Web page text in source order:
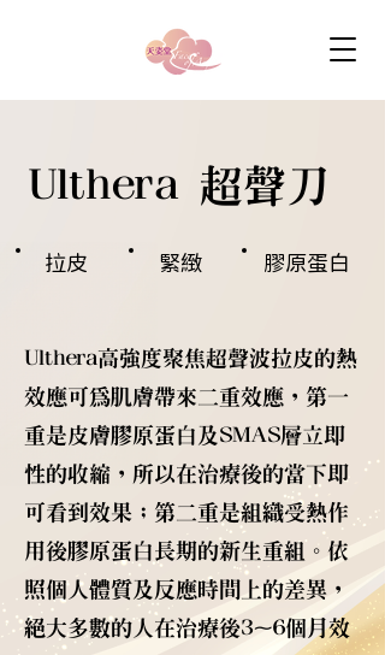
Ulthera 超聲刀
拉皮 緊緻 膠原蛋白
Ulthera高強度聚焦超聲波拉皮的熱
效應可為肌膚帶來二重效應，第一
重是皮膚膠原蛋白及SMAS層立即
性的收縮，所以在治療後的當下即
可看到效果；第二重是組織受熱作
用後膠原蛋白長期的新生重組。依
照個人體質及反應時間上的差異，
絕大多數的人在治療後3~6個月效